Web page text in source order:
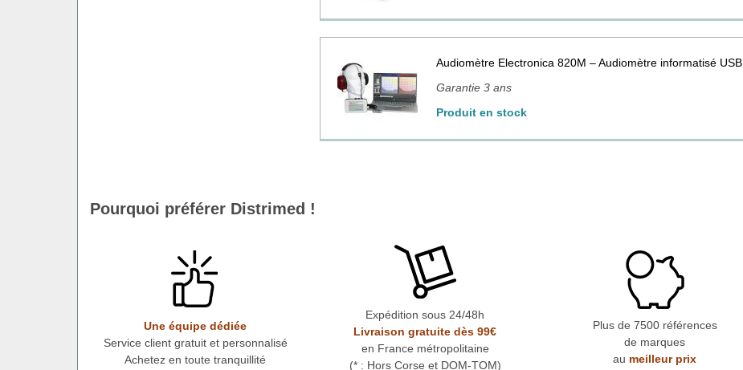
Audiomètre Electronica 820M – Audiomètre informatisé USB
Garantie 3 ans
Produit en stock
Pourquoi préférer Distrimed !
Une équipe dédiée
Service client gratuit et personnalisé
Achetez en toute tranquillité
Expédition sous 24/48h
Livraison gratuite dès 99€
en France métropolitaine
(* : Hors Corse et DOM-TOM)
Plus de 7500 références
de marques
au meilleur prix